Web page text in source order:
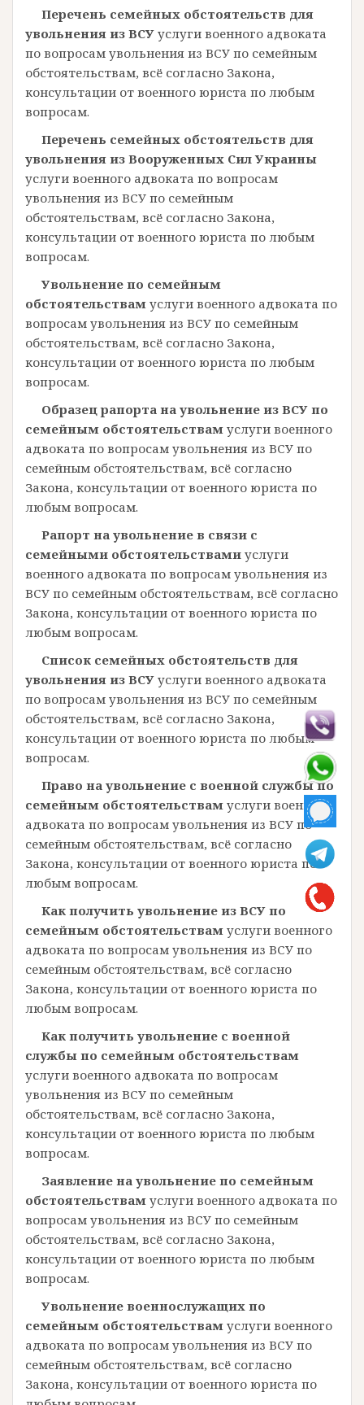
Перечень семейных обстоятельств для
увольнения из ВСУ услуги военного адвоката
по вопросам увольнения из ВСУ по семейным
обстоятельствам, всё согласно Закона,
консультации от военного юриста по любым
вопросам.
Перечень семейных обстоятельств для
увольнения из Вооруженных Сил Украины
услуги военного адвоката по вопросам
увольнения из ВСУ по семейным
обстоятельствам, всё согласно Закона,
консультации от военного юриста по любым
вопросам.
Увольнение по семейным
обстоятельствам услуги военного адвоката по
вопросам увольнения из ВСУ по семейным
обстоятельствам, всё согласно Закона,
консультации от военного юриста по любым
вопросам.
Образец рапорта на увольнение из ВСУ по
семейным обстоятельствам услуги военного
адвоката по вопросам увольнения из ВСУ по
семейным обстоятельствам, всё согласно
Закона, консультации от военного юриста по
любым вопросам.
Рапорт на увольнение в связи с
семейными обстоятельствами услуги
военного адвоката по вопросам увольнения из
ВСУ по семейным обстоятельствам, всё согласно
Закона, консультации от военного юриста по
любым вопросам.
Список семейных обстоятельств для
увольнения из ВСУ услуги военного адвоката
по вопросам увольнения из ВСУ по семейным
обстоятельствам, всё согласно Закона,
консультации от военного юриста по любым
вопросам.
Право на увольнение с военной службы по
семейным обстоятельствам услуги военного
адвоката по вопросам увольнения из ВСУ по
семейным обстоятельствам, всё согласно
Закона, консультации от военного юриста по
любым вопросам.
Как получить увольнение из ВСУ по
семейным обстоятельствам услуги военного
адвоката по вопросам увольнения из ВСУ по
семейным обстоятельствам, всё согласно
Закона, консультации от военного юриста по
любым вопросам.
Как получить увольнение с военной
службы по семейным обстоятельствам
услуги военного адвоката по вопросам
увольнения из ВСУ по семейным
обстоятельствам, всё согласно Закона,
консультации от военного юриста по любым
вопросам.
Заявление на увольнение по семейным
обстоятельствам услуги военного адвоката по
вопросам увольнения из ВСУ по семейным
обстоятельствам, всё согласно Закона,
консультации от военного юриста по любым
вопросам.
Увольнение военнослужащих по
семейным обстоятельствам услуги военного
адвоката по вопросам увольнения из ВСУ по
семейным обстоятельствам, всё согласно
Закона, консультации от военного юриста по